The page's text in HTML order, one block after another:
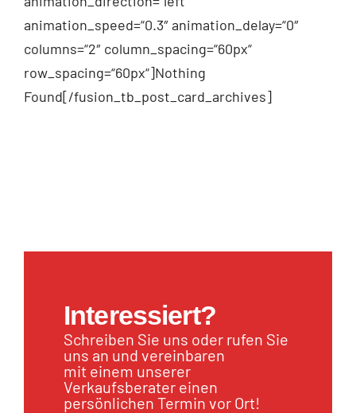
animation_speed=“0.3″ animation_delay=“0″
columns=“2″ column_spacing=“60px“
row_spacing=“60px“]Nothing
Found[/fusion_tb_post_card_archives]
Interessiert?
Schreiben Sie uns oder rufen Sie
uns an und vereinbaren
mit einem unserer
Verkaufsberater einen
persönlichen Termin vor Ort!